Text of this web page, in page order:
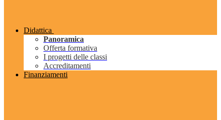
Didattica
Panoramica
Offerta formativa
I progetti delle classi
Accreditamenti
Finanziamenti